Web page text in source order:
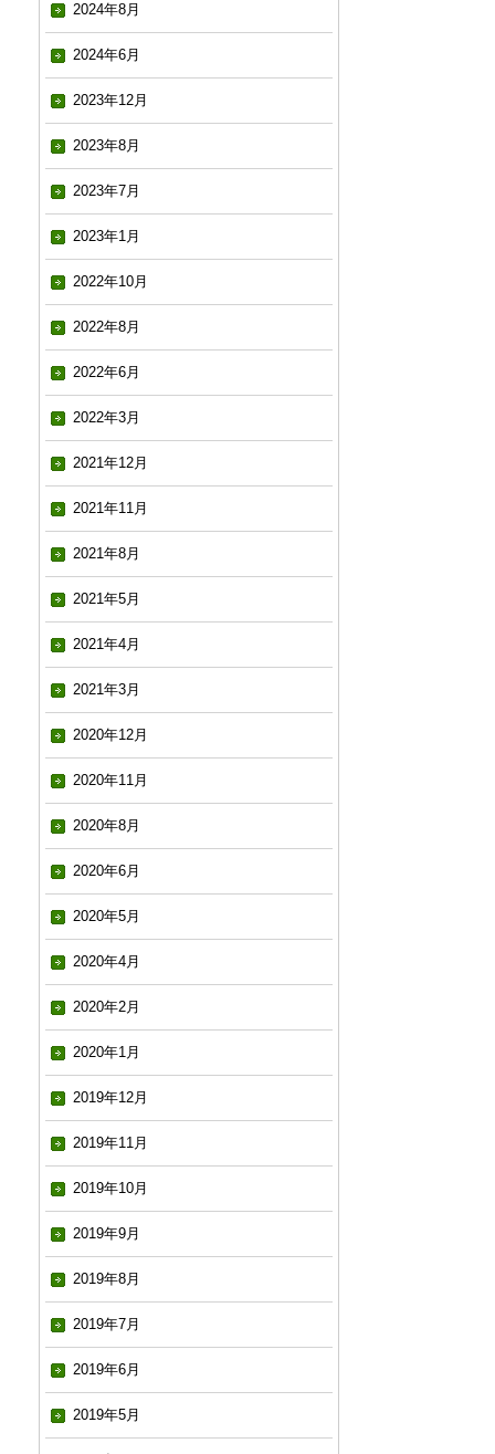
2024年8月
2024年6月
2023年12月
2023年8月
2023年7月
2023年1月
2022年10月
2022年8月
2022年6月
2022年3月
2021年12月
2021年11月
2021年8月
2021年5月
2021年4月
2021年3月
2020年12月
2020年11月
2020年8月
2020年6月
2020年5月
2020年4月
2020年2月
2020年1月
2019年12月
2019年11月
2019年10月
2019年9月
2019年8月
2019年7月
2019年6月
2019年5月